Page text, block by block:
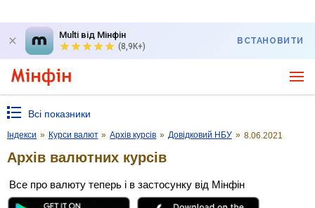
Multi від Мінфін
(8,9K+)
ВСТАНОВИТИ
Всі показники
Індекси » Курси валют » Архів курсів » Довідковий НБУ » 8.06.2021
Архів валютних курсів
Все про валюту теперь і в застосунку від Мінфін